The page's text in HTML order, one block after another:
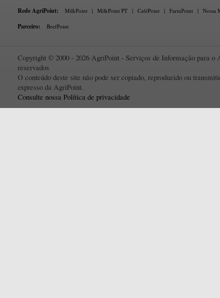
Rede AgriPoint: MilkPoint | MilkPoint PT | CaféPoint | FarmPoint | Nossa
Parceiro: BeefPoint
Copyright © 2000 - 2026 AgriPoint - Serviços de Informação para o
reservados
O conteúdo deste site não pode ser copiado, reproduzido ou
expresso da AgriPoint.
Consulte nossa Política de privacidade